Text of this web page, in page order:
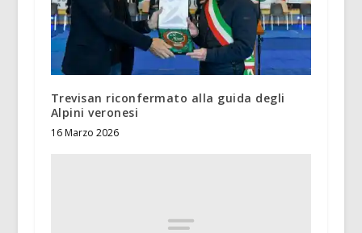
Trevisan riconfermato alla guida degli
Alpini veronesi
16 Marzo 2026